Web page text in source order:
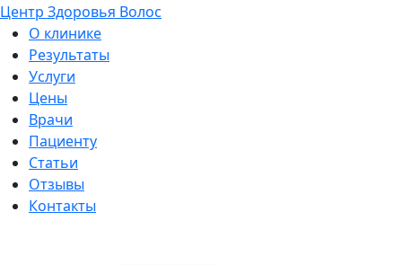
Центр Здоровья Волос
О клинике
Результаты
Услуги
Цены
Врачи
Пациенту
Статьи
Отзывы
Контакты